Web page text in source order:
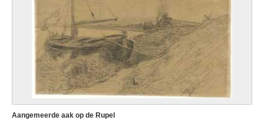
Aangemeerde aak op de Rupel